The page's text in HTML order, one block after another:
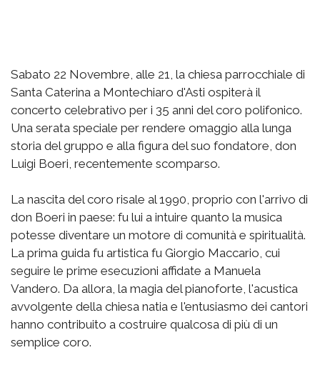
Sabato 22 Novembre, alle 21, la chiesa parrocchiale di
Santa Caterina a Montechiaro d'Asti ospiterà il
concerto celebrativo per i 35 anni del coro polifonico.
Una serata speciale per rendere omaggio alla lunga
storia del gruppo e alla figura del suo fondatore, don
Luigi Boeri, recentemente scomparso.
La nascita del coro risale al 1990, proprio con l'arrivo di
don Boeri in paese: fu lui a intuire quanto la musica
potesse diventare un motore di comunità e spiritualità.
La prima guida fu artistica fu Giorgio Maccario, cui
seguire le prime esecuzioni affidate a Manuela
Vandero. Da allora, la magia del pianoforte, l'acustica
avvolgente della chiesa natia e l'entusiasmo dei cantori
hanno contribuito a costruire qualcosa di più di un
semplice coro.